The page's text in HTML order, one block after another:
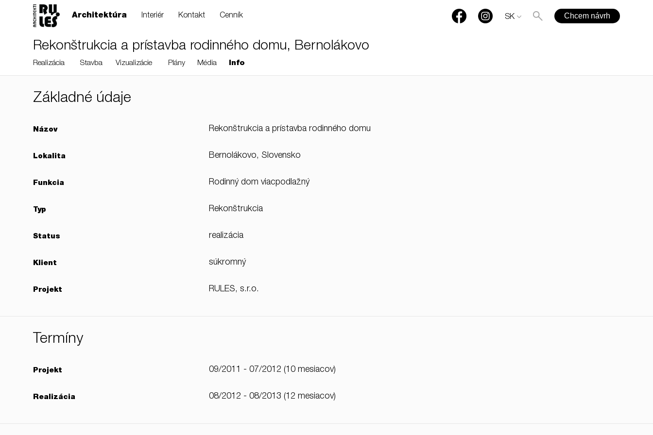
Architektúra Interiér Kontakt Cenník SK Chcem návrh
Rekonštrukcia a prístavba rodinného domu, Bernolákovo
Realizácia Stavba Vizualizácie Plány Média Info
Základné údaje
Názov Rekonštrukcia a prístavba rodinného domu
Lokalita Bernolákovo, Slovensko
Funkcia Rodinný dom viacpodlažný
Typ Rekonštrukcia
Status realizácia
Klient súkromný
Projekt RULES, s.r.o.
Termíny
Projekt 09/2011 - 07/2012 (10 mesiacov)
Realizácia 08/2012 - 08/2013 (12 mesiacov)
37/B, 821 08